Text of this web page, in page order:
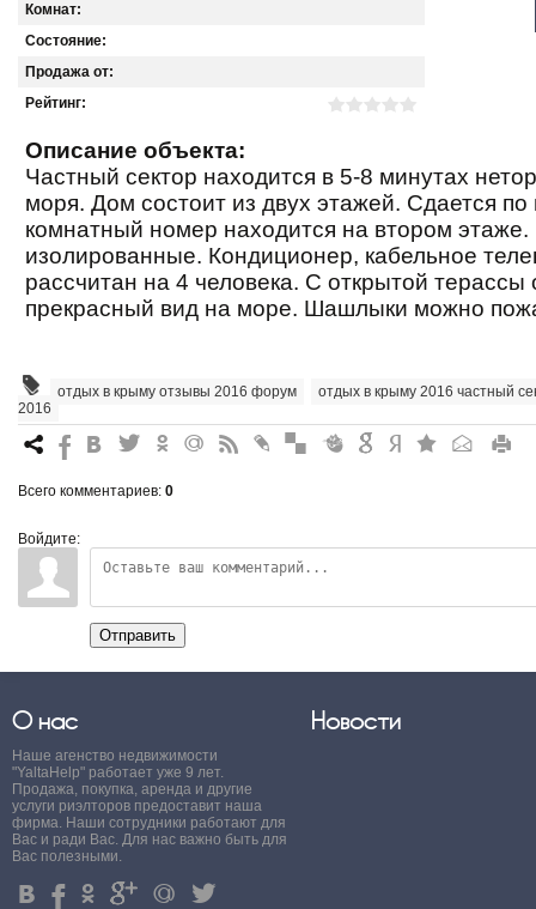
Комнат:
Состояние:
Продажа от:
Рейтинг:
Описание объекта:
Частный сектор находится в 5-8 минутах
моря. Дом состоит из двух этажей. Сдается
комнатный номер находится на втором
изолированные. Кондиционер, кабельное
рассчитан на 4 человека. С открытой терассы
прекрасный вид на море. Шашлыки можно
отдых в крыму отзывы 2016 форум
отдых в крыму 2016 частный
2016
7 % 4 3 . + 0 * # " & 6 Q P R
Всего комментариев: 0
Войдите:
Отправить
О нас
Наше агенство недвижимости
"YaltaHelp" работает уже 9 лет.
Продажа, покупка, аренда и другие
услуги риэлторов предоставит наша
фирма. Наши сотрудники работают для
Вас и ради Вас. Для нас важно быть для
Вас полезными.
4 % . ' + 3
Новости